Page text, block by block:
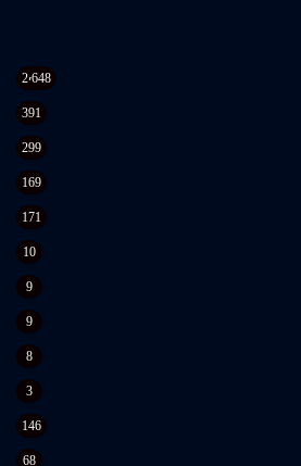
2٬648
391
299
169
171
10
9
9
8
3
146
68